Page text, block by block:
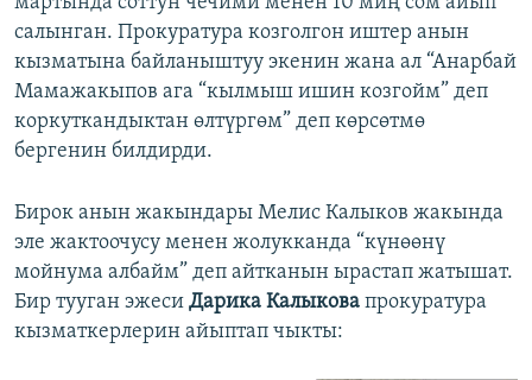
салынган. Прокуратура козголгон иштер анын
кызматына байланыштуу экенин жана ал “Анарбай
Мамажакыпов ага “кылмыш ишин козгойм” деп
коркуткандыктан өлтүргөм” деп көрсөтмө
бергенин билдирди.
Бирок анын жакындары Мелис Калыков жакында
эле жактоочусу менен жолукканда “күнөөнү
мойнума албайм” деп айтканын ырастап жатышат.
Бир тууган эжеси Дарика Калыкова прокуратура
кызматкерлерин айыптап чыкты: